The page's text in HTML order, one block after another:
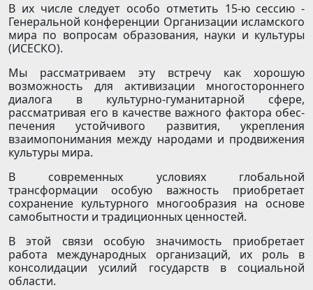
В их числе следует особо отметить 15-ю сессию ­
Генеральной конференции Организации исламского
мира по вопросам образования, науки и культуры
(ИСЕСКО).
Мы рассматриваем эту встречу как хорошую
возможность для активизации многостороннего
диалога в культурно-гуманитарной сфере,
рассматривая его в качестве важного фактора обес­
печения устойчивого развития, укрепления
взаимопонимания между народами и продвижения
культуры мира.
В современных условиях глобальной
трансформации особую важность приобретает
сохранение культурного многообразия на основе
самобытности и традиционных ценностей.
В этой связи особую значимость приобретает
работа международных организаций, их роль в
консолидации усилий государств в социальной
области.